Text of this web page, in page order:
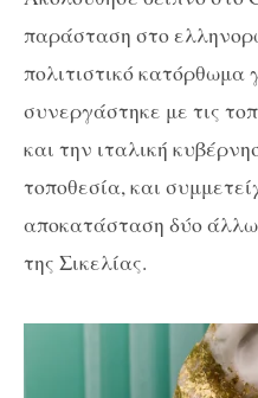
παράσταση στο
πολιτιστικό κατόρθωμα
συνεργάστηκε με τις
και την ιταλική
τοποθεσία, και
αποκατάσταση δύο
της Σικελίας.